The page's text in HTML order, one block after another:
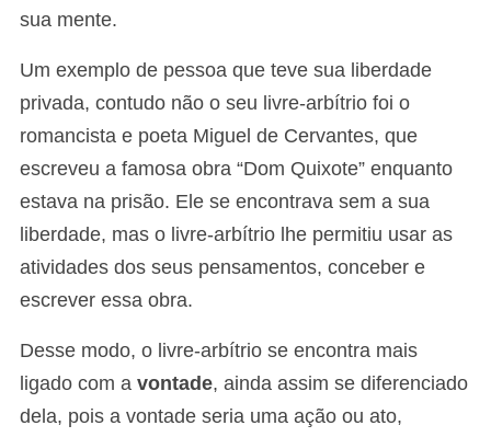
sua mente.
Um exemplo de pessoa que teve sua liberdade
privada, contudo não o seu livre-arbítrio foi o
romancista e poeta Miguel de Cervantes, que
escreveu a famosa obra “Dom Quixote” enquanto
estava na prisão. Ele se encontrava sem a sua
liberdade, mas o livre-arbítrio lhe permitiu usar as
atividades dos seus pensamentos, conceber e
escrever essa obra.
Desse modo, o livre-arbítrio se encontra mais
ligado com a vontade, ainda assim se diferenciado
dela, pois a vontade seria uma ação ou ato,